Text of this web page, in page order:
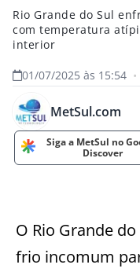
Rio Grande do Sul
com temperatura
interior
01/07/2025 às 15:54 •
MetSul.com
Siga a MetSul no
Discover
O Rio Grande
frio incomum